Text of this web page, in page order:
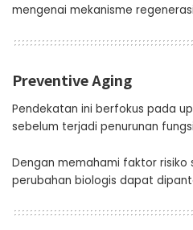
mengenai mekanisme
Preventive Aging
Pendekatan ini berfokus pada
sebelum terjadi penurunan
Dengan memahami faktor risiko
perubahan biologis dapat